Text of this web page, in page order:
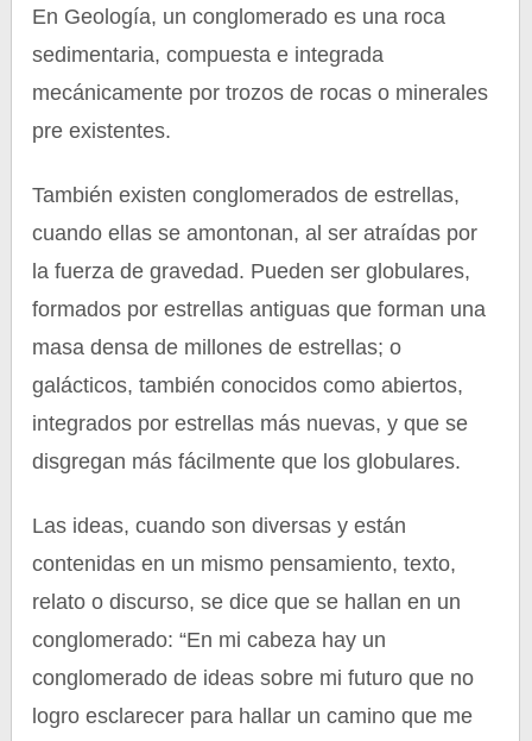
En Geología, un conglomerado es una roca
sedimentaria, compuesta e integrada
mecánicamente por trozos de rocas o minerales
pre existentes.
También existen conglomerados de estrellas,
cuando ellas se amontonan, al ser atraídas por
la fuerza de gravedad. Pueden ser globulares,
formados por estrellas antiguas que forman una
masa densa de millones de estrellas; o
galácticos, también conocidos como abiertos,
integrados por estrellas más nuevas, y que se
disgregan más fácilmente que los globulares.
Las ideas, cuando son diversas y están
contenidas en un mismo pensamiento, texto,
relato o discurso, se dice que se hallan en un
conglomerado: “En mi cabeza hay un
conglomerado de ideas sobre mi futuro que no
logro esclarecer para hallar un camino que me